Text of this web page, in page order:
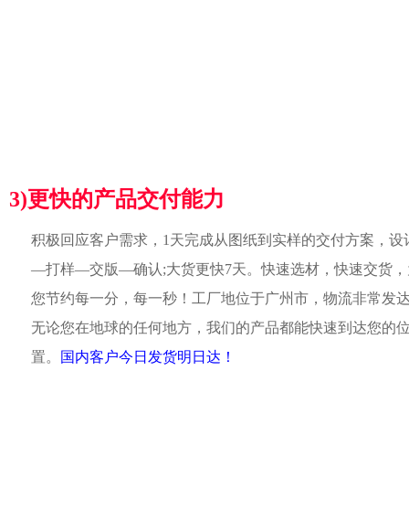
3)更快的产品交付能力
积极回应客户需求，1天完成从图纸到实样的交付方案，设
—打样—交版—确认;大货更快7天。快速选材，快速交货
您节约每一分，每一秒！工厂地位于广州市，物流非常发
无论您在地球的任何地方，我们的产品都能快速到达您的
置。
国内客户今日发货明日达！